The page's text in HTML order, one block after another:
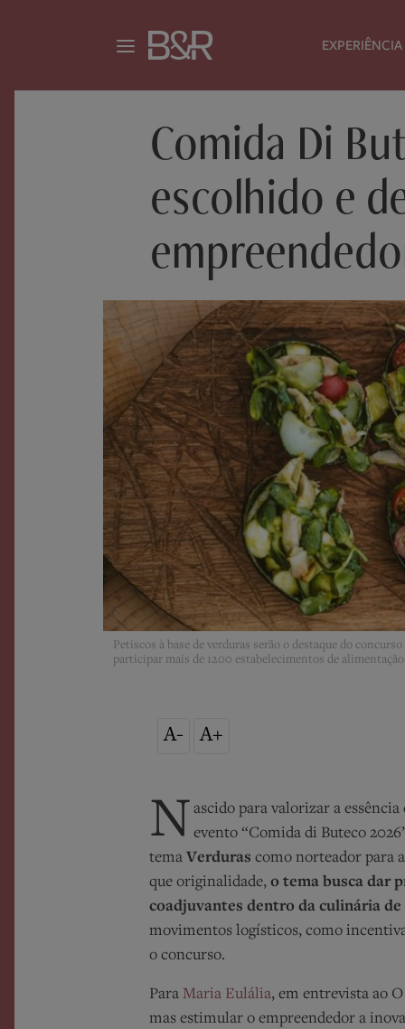
EXPERIÊNCIA
Comida Di
escolhido e
Petiscos à base de verduras serão o destaque do
participar mais de 1200 estabelecimentos de
A- A+
N ascido para valorizar a
evento “Comida di Buteco
tema Verduras como norteador para
que originalidade, o tema busca dar
coadjuvantes dentro da culinária
movimentos logísticos, como
o concurso.
Para Maria Eulália, em entrevista ao
mas estimular o empreendedor a